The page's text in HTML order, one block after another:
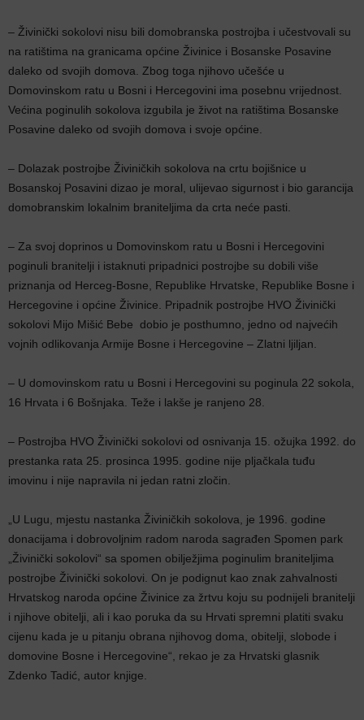
– Živinički sokolovi nisu bili domobranska postrojba i učestvovali su
na ratištima na granicama općine Živinice i Bosanske Posavine
daleko od svojih domova. Zbog toga njihovo učešće u
Domovinskom ratu u Bosni i Hercegovini ima posebnu vrijednost.
Većina poginulih sokolova izgubila je život na ratištima Bosanske
Posavine daleko od svojih domova i svoje općine.
– Dolazak postrojbe Živiničkih sokolova na crtu bojišnice u
Bosanskoj Posavini dizao je moral, ulijevao sigurnost i bio garancija
domobranskim lokalnim braniteljima da crta neće pasti.
– Za svoj doprinos u Domovinskom ratu u Bosni i Hercegovini
poginuli branitelji i istaknuti pripadnici postrojbe su dobili više
priznanja od Herceg-Bosne, Republike Hrvatske, Republike Bosne i
Hercegovine i općine Živinice. Pripadnik postrojbe HVO Živinički
sokolovi Mijo Mišić Bebe dobio je posthumno, jedno od najvećih
vojnih odlikovanja Armije Bosne i Hercegovine – Zlatni ljiljan.
– U domovinskom ratu u Bosni i Hercegovini su poginula 22 sokola,
16 Hrvata i 6 Bošnjaka. Teže i lakše je ranjeno 28.
– Postrojba HVO Živinički sokolovi od osnivanja 15. ožujka 1992. do
prestanka rata 25. prosinca 1995. godine nije pljačkala tuđu
imovinu i nije napravila ni jedan ratni zločin.
„U Lugu, mjestu nastanka Živiničkih sokolova, je 1996. godine
donacijama i dobrovoljnim radom naroda sagrađen Spomen park
„Živinički sokolovi“ sa spomen obilježjima poginulim braniteljima
postrojbe Živinički sokolovi. On je podignut kao znak zahvalnosti
Hrvatskog naroda općine Živinice za žrtvu koju su podnijeli branitelji
i njihove obitelji, ali i kao poruka da su Hrvati spremni platiti svaku
cijenu kada je u pitanju obrana njihovog doma, obitelji, slobode i
domovine Bosne i Hercegovine“, rekao je za Hrvatski glasnik
Zdenko Tadić, autor knjige.